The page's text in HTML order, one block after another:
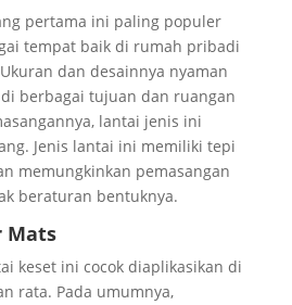
pertama ini paling populer
tempat baik di rumah pribadi
dan desainnya nyaman
berbagai tujuan dan ruangan
lantai jenis ini
Jenis lantai ini memiliki tepi
memungkinkan pemasangan
beraturan bentuknya.
Mats
keset ini cocok diaplikasikan di
rata. Pada umumnya,